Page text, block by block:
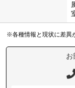
※各種情報と現状に差異
お